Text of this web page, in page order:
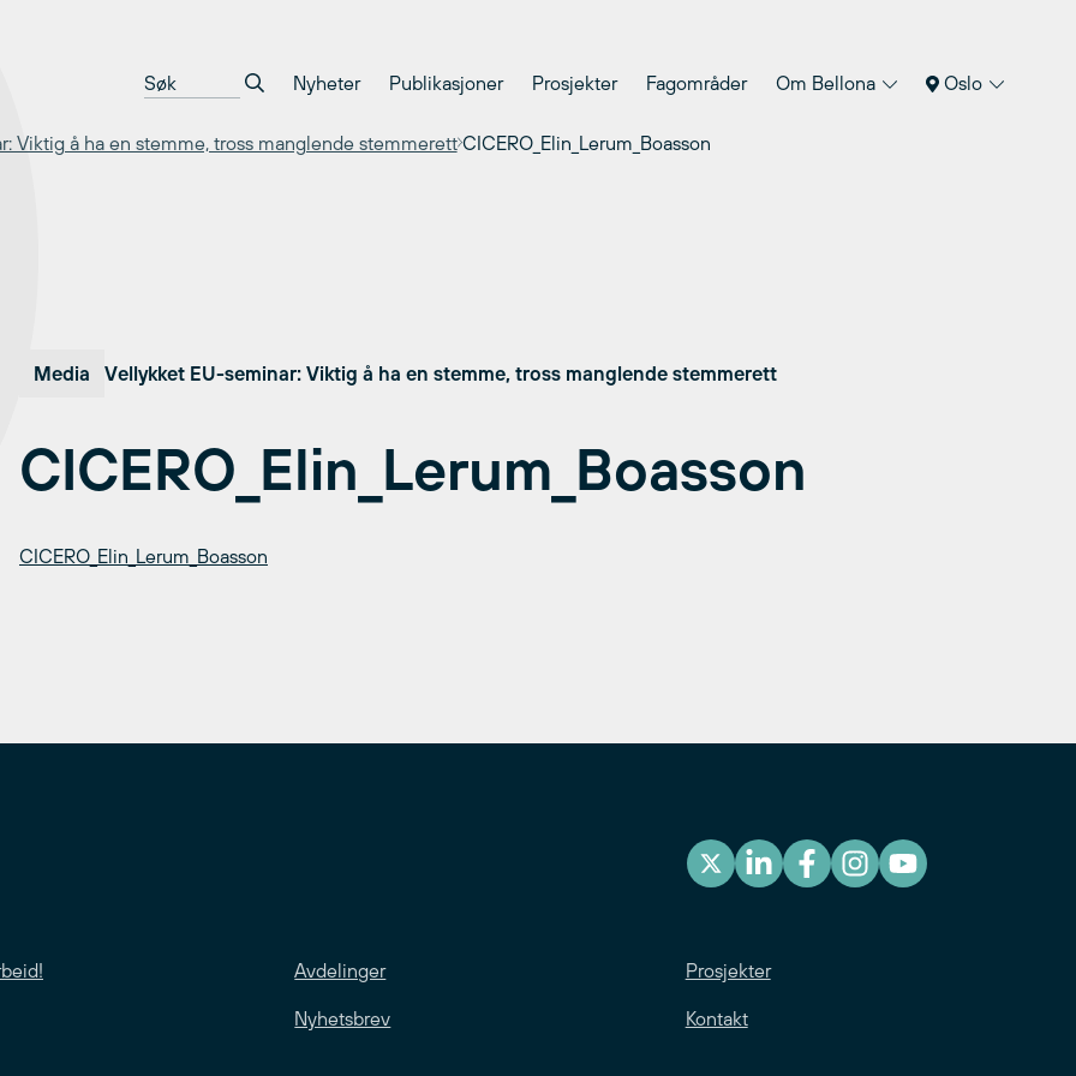
Nyheter Publikasjoner Prosjekter Fagområder Om Bellona Oslo
Viktig å ha en stemme, tross manglende stemmerett CICERO_Elin_Lerum_Boasson
Media Vellykket EU-seminar: Viktig å ha en stemme, tross manglende stemmerett
CICERO_Elin_Lerum_Boasson
CICERO_Elin_Lerum_Boasson
Avdelinger Prosjekter
Nyhetsbrev Kontakt